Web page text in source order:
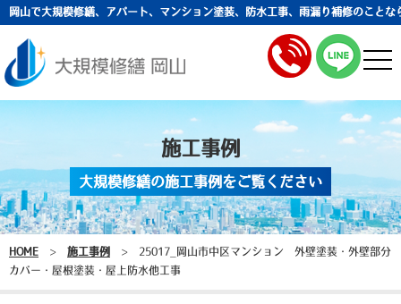
岡山で大規模修繕、アパート、マンション塗装、防水工事、雨漏り補修のことな
施工事例
大規模修繕の施工事例をご覧ください
HOME > 施工事例 > 25017_岡山市中区マンション 外壁塗装・外壁部分
カバー・屋根塗装・屋上防水他工事